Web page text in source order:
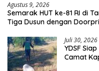
Agustus 9, 2026
Semarak HUT ke-81 RI di
Tiga Dusun dengan
Juli 30, 2026
YDSF
Camat